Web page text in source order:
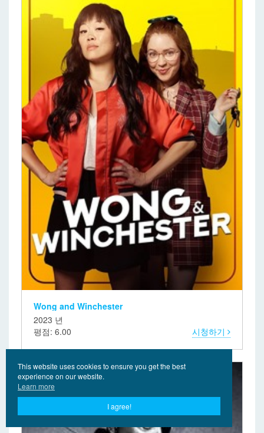
Wong and Winchester
2023 년
평점: 6.00
시청하기
This website uses cookies to ensure you get the best
experience on our website.
Learn more
I agree!